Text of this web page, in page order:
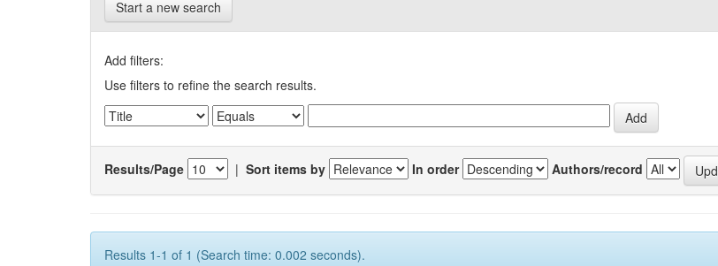
Start a new search
Add filters:
Use filters to refine the search results.
Results/Page | Sort items by In order Authors/record
Results 1-1 of 1 (Search time: 0.002 seconds).